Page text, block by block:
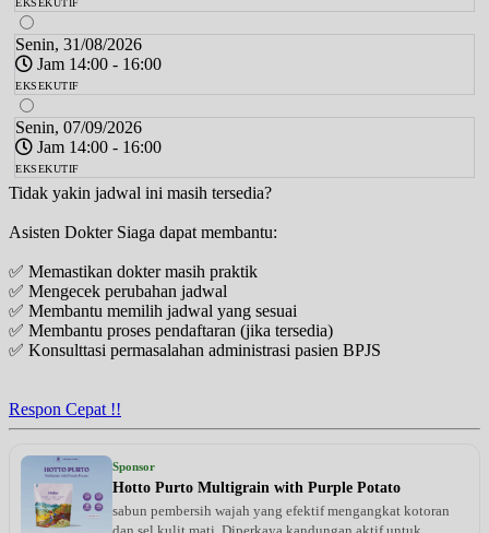
EKSEKUTIF
Senin, 31/08/2026
Jam 14:00 - 16:00
EKSEKUTIF
Senin, 07/09/2026
Jam 14:00 - 16:00
EKSEKUTIF
Tidak yakin jadwal ini masih tersedia?
Asisten Dokter Siaga dapat membantu:
✅ Memastikan dokter masih praktik
✅ Mengecek perubahan jadwal
✅ Membantu memilih jadwal yang sesuai
✅ Membantu proses pendaftaran (jika tersedia)
✅ Konsulttasi permasalahan administrasi pasien BPJS
Respon Cepat !!
Sponsor
Hotto Purto Multigrain with Purple Potato
sabun pembersih wajah yang efektif mengangkat kotoran